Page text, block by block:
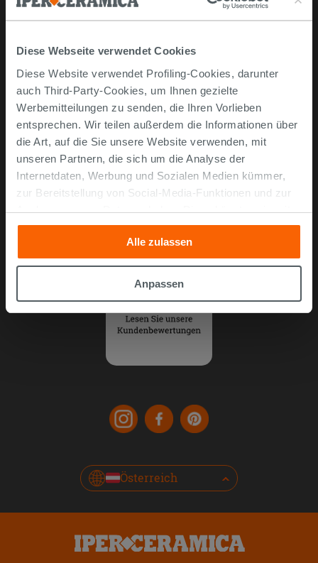
Diese Webseite verwendet Cookies
Diese Website verwendet Profiling-Cookies, darunter
auch Third-Party-Cookies, um Ihnen gezielte
Werbemitteilungen zu senden, die Ihren Vorlieben
entsprechen. Wir teilen außerdem die Informationen über
die Art, auf die Sie unsere Website verwenden, mit
unseren Partnern, die sich um die Analyse der
Internetdaten, Werbung und Sozialen Medien kümmer,
zur Bereitstellung von Social-Media-Funktionen und zur
Analyse unseres Datenverkehrs. Diese könnten sie mit
anderen Informationen, die Sie ihnen geliefert haben oder
die sie aufgrund Ihrer Verwendung ihrer Dienste
gesammelt haben, kombinieren. Falls Sie mehr wissen
möchten oder Ihre Zustimmung zu allen oder einigen
Zustimmung kann durch Klicken auf die Schaltfläche
„Cookies akzeptieren“ gegeben werden. Wenn Sie auf
nach der Installation der technischen Cookies fortsetzen.
Alle zulassen
Anpassen
FAQ häufig gestellte Fragen
Unternehmen
Über uns
Kontaktieren Sie uns
Impressum
Entwerfen Sie Ihr 3D-Badezimmer
Entdecken Sie andere Kategorien
Österreich